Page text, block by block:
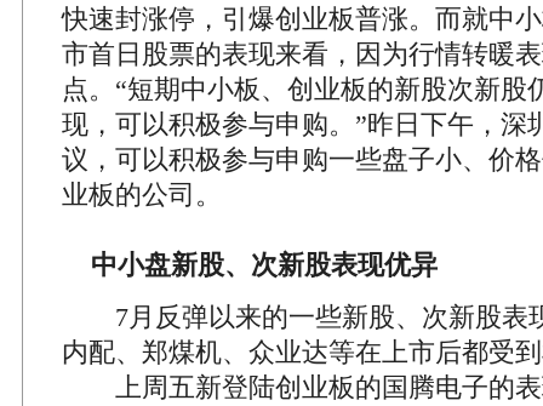
快速封涨停，引爆创业板普涨。而就中
市首日股票的表现来看，因为行情转暖
点。“短期中小板、创业板的新股次新股
现，可以积极参与申购。”昨日下午，深
议，可以积极参与申购一些盘子小、价
业板的公司。
中小盘新股、次新股表现优异
7月反弹以来的一些新股、次新股表
内配、郑煤机、众业达等在上市后都受
上周五新登陆创业板的国腾电子的表